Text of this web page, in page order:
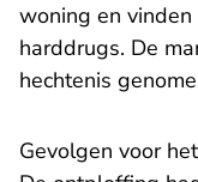
woning en
harddrugs. De
hechtenis
Gevolgen voor